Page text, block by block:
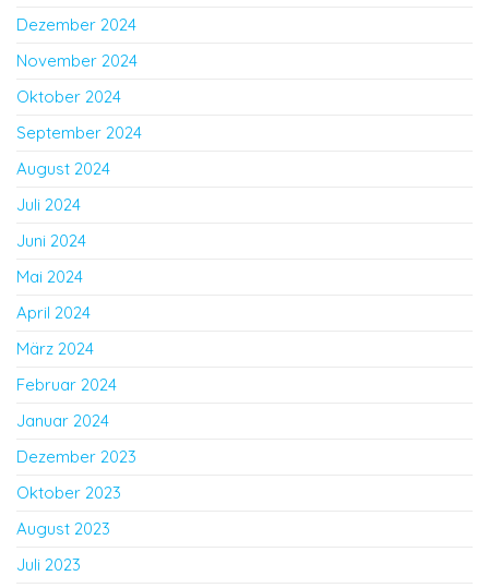
Dezember 2024
November 2024
Oktober 2024
September 2024
August 2024
Juli 2024
Juni 2024
Mai 2024
April 2024
März 2024
Februar 2024
Januar 2024
Dezember 2023
Oktober 2023
August 2023
Juli 2023